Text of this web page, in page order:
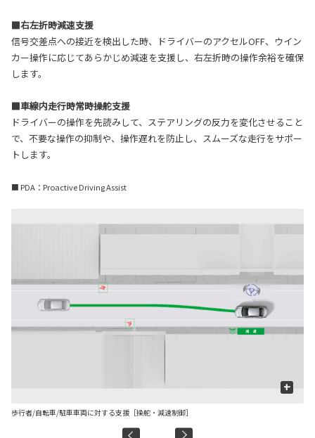
■右左折時減速支援
信号交差点への接近を検出した時、ドライバーのアクセルOFF、ウイン
カー操作に応じてあらかじめ減速を支援し、右左折時の操作余裕を確保
します。
■車線内走行時常時操舵支援
ドライバーの操作を先読みして、ステアリングの反力を変化させること
で、不要な操作の抑制や、操作遅れを防止し、スムーズな走行をサポー
トします。
■ PDA：Proactive Driving Assist
+
歩行者/自転車/駐車車両に対する支援［操舵・減速制御］